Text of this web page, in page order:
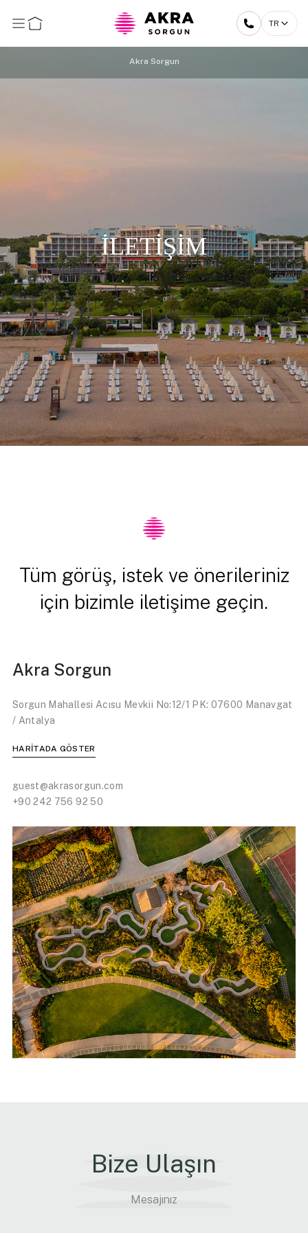
TR
Akra Sorgun
İLETİŞİM
Tüm görüş, istek ve önerileriniz
için bizimle iletişime geçin.
Akra Sorgun
Sorgun Mahallesi Acısu Mevkii No:12/1 PK: 07600 Manavgat
/ Antalya
HARİTADA GÖSTER
guest@akrasorgun.com
+90 242 756 92 50
Bize Ulaşın
Mesajınız